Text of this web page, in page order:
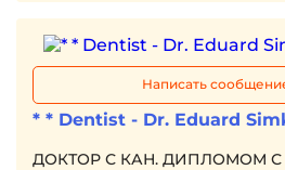
Написать
* * Dentist - Dr. Eduard
ДОКТОР С КАН. ДИПЛОМОМ С